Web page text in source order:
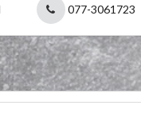
077-3061723